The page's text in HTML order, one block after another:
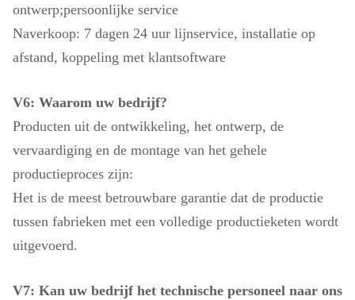
ontwerp;persoonlijke service
Naverkoop: 7 dagen 24 uur lijnservice, installatie op
afstand, koppeling met klantsoftware
V6: Waarom uw bedrijf?
Producten uit de ontwikkeling, het ontwerp, de
vervaardiging en de montage van het gehele
productieproces zijn:
Het is de meest betrouwbare garantie dat de productie
tussen fabrieken met een volledige productieketen wordt
uitgevoerd.
V7: Kan uw bedrijf het technische personeel naar ons